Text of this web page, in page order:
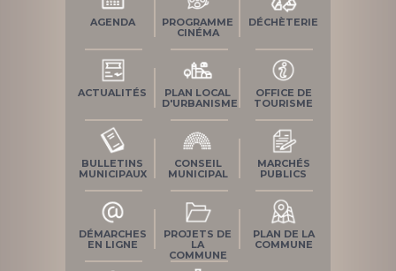
AGENDA
PROGRAMME
CINÉMA
DÉCHÈTERIE
ACTUALITÉS
PLAN LOCAL
D'URBANISME
OFFICE DE
TOURISME
BULLETINS
MUNICIPAUX
CONSEIL
MUNICIPAL
MARCHÉS
PUBLICS
DÉMARCHES
EN LIGNE
PROJETS DE
LA
COMMUNE
PLAN DE LA
COMMUNE